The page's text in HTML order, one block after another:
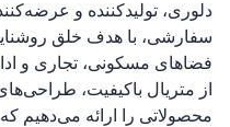
دلوری، تولیدکننده و
سفارشی، با هدف خلق
فضاهای مسکونی، تجاری و
از متریال باکیفیت،
محصولاتی را ارائه می‌دهیم